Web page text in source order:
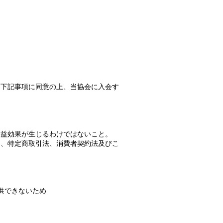
記事項に同意の上、当協会に入会す
効果が生じるわけではないこと。
特定商取引法、消費者契約法及びこ
できないため